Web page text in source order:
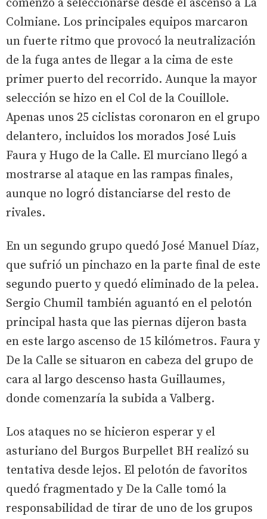
comenzó a seleccionarse desde el ascenso a La
Colmiane. Los principales equipos marcaron
un fuerte ritmo que provocó la neutralización
de la fuga antes de llegar a la cima de este
primer puerto del recorrido. Aunque la mayor
selección se hizo en el Col de la Couillole.
Apenas unos 25 ciclistas coronaron en el grupo
delantero, incluidos los morados José Luis
Faura y Hugo de la Calle. El murciano llegó a
mostrarse al ataque en las rampas finales,
aunque no logró distanciarse del resto de
rivales.
En un segundo grupo quedó José Manuel Díaz,
que sufrió un pinchazo en la parte final de este
segundo puerto y quedó eliminado de la pelea.
Sergio Chumil también aguantó en el pelotón
principal hasta que las piernas dijeron basta
en este largo ascenso de 15 kilómetros. Faura y
De la Calle se situaron en cabeza del grupo de
cara al largo descenso hasta Guillaumes,
donde comenzaría la subida a Valberg.
Los ataques no se hicieron esperar y el
asturiano del Burgos Burpellet BH realizó su
tentativa desde lejos. El pelotón de favoritos
quedó fragmentado y De la Calle tomó la
responsabilidad de tirar de uno de los grupos